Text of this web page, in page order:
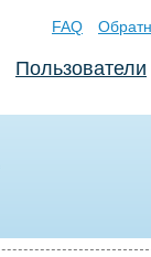
FAQ
Пользователи